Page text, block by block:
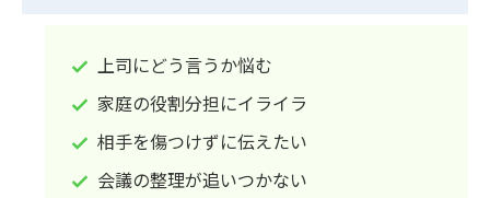
上司にどう言うか悩む
家庭の役割分担にイライラ
相手を傷つけずに伝えたい
会議の整理が追いつかない